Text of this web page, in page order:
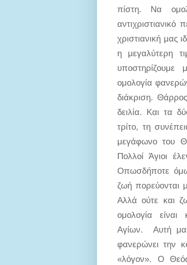
πίστη. Να
χριστιανική μας
η μεγαλύτερη
υποστηρίζουμε
ομολογία
διάκριση.
δειλία. Και τα
τρίτο, τη
μεγάφωνο του
Πολλοί Άγιοι
Οπωσδήποτε
ζωή πορεύονται
Αλλά ούτε και
ομολογία
Αγίων. Αυτή μας
φανερώνει την
«λόγον». Ο